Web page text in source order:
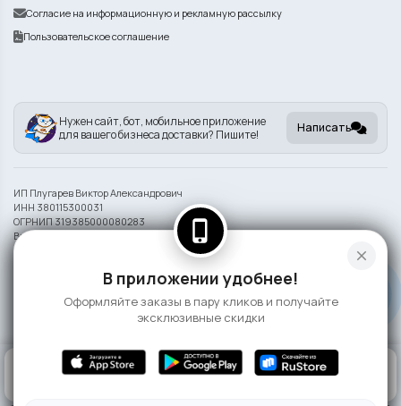
Согласие на информационную и рекламную рассылку
Пользовательское соглашение
Нужен сайт, бот, мобильное приложение
для вашего бизнеса доставки? Пишите!
Написать
ИП Плугарев Виктор Александрович
ИНН 380115300031
ОГРНИП 319385000080283
Внешний вид блюд может отличаться от представленного на фото.
Информация на сайте носит справочный характер и не является публичной
2026 СлонаБыСъел
ГЛАВНАЯ
КОРЗИНА
0 ₽
ВОЙТИ
close
phone_iphone
В приложении удобнее!
Оформляйте заказы в пару кликов и получайте
эксклюзивные скидки